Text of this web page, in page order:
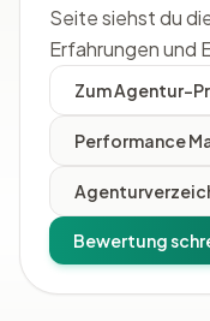
Seite siehst du
Erfahrungen und
Zum Agentur-
Performance
Bewertung